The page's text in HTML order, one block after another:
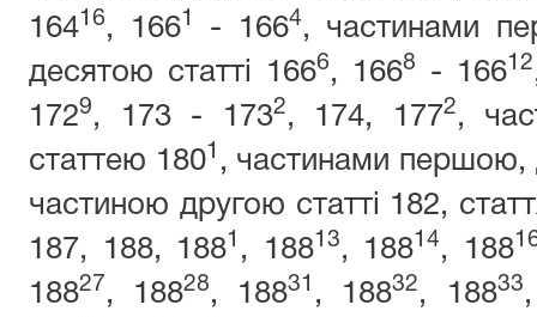
16416, 1661 - 1664, частинами
десятою статті 1666, 1668 - 16612
1729, 173 - 1732, 174, 1772,
статтею 1801 , частинами першою,
частиною другою статті 182,
187, 188, 1881 , 18813, 18814, 188
18827 , 18828, 18831 , 18832, 18833